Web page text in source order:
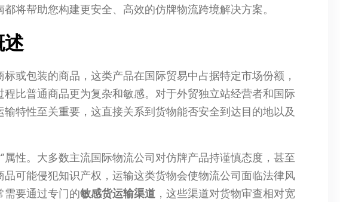
将帮助您构建更安全、高效的仿牌物流跨境解决方案。
或包装的商品，这类产品在国际贸易中占据特定市场份额，
比普通商品更为复杂和敏感。对于外贸独立站经营者和国际
特性至关重要，这直接关系到货物能否安全到达目的地以及
属性。大多数主流国际物流公司对仿牌产品持谨慎态度，甚至
可能侵犯知识产权，运输这类货物会使物流公司面临法律风
需要通过专门的敏感货运输渠道，这些渠道对货物审查相对宽